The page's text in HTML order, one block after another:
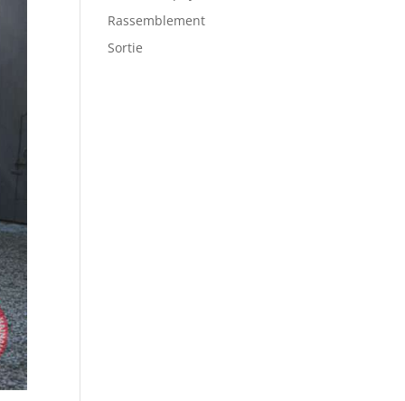
Rassemblement
Sortie